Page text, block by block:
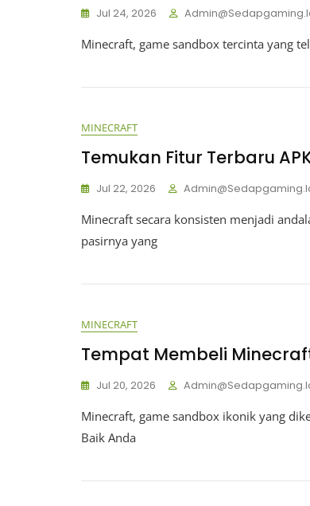
Jul 24, 2026
Minecraft, game sandbox tercinta yang
MINECRAFT
Temukan Fitur Terbaru
Jul 22, 2026
Minecraft secara konsisten menjadi
pasirnya yang
MINECRAFT
Tempat Membeli
Jul 20, 2026
Minecraft, game sandbox ikonik yang
Baik Anda